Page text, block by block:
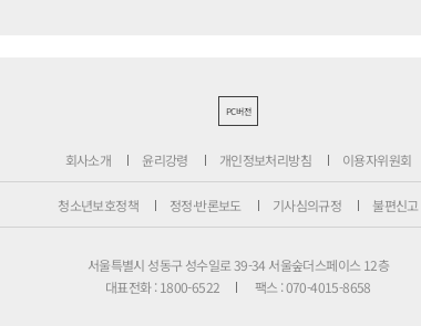
PC버전
회사소개 윤리강령 개인정보처리방침 이용자위원회
청소년보호정책 정정·반론보도 기사심의규정 불편신고
서울특별시 성동구 성수일로 39-34 서울숲더스페이스 12층
대표전화 : 1800-6522
팩스 : 070-4015-8658